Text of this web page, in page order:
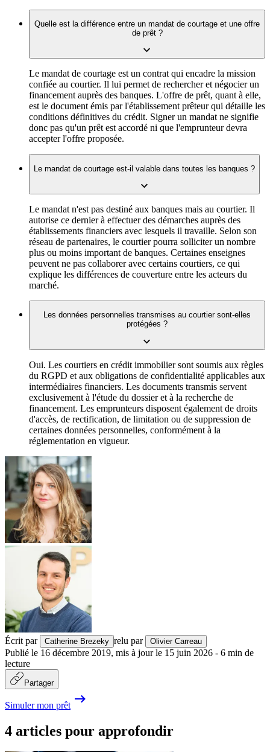
Quelle est la différence entre un mandat de courtage et une offre
de prêt ?
Le mandat de courtage est un contrat qui encadre la mission
confiée au courtier. Il lui permet de rechercher et négocier un
financement auprès des banques. L'offre de prêt, quant à elle,
est le document émis par l'établissement prêteur qui détaille les
conditions définitives du crédit. Signer un mandat ne signifie
donc pas qu'un prêt est accordé ni que l'emprunteur devra
accepter l'offre proposée.
Le mandat de courtage est-il valable dans toutes les banques ?
Le mandat n'est pas destiné aux banques mais au courtier. Il
autorise ce dernier à effectuer des démarches auprès des
établissements financiers avec lesquels il travaille. Selon son
réseau de partenaires, le courtier pourra solliciter un nombre
plus ou moins important de banques. Certaines enseignes
peuvent ne pas collaborer avec certains courtiers, ce qui
explique les différences de couverture entre les acteurs du
marché.
Les données personnelles transmises au courtier sont-elles
protégées ?
Oui. Les courtiers en crédit immobilier sont soumis aux règles
du RGPD et aux obligations de confidentialité applicables aux
intermédiaires financiers. Les documents transmis servent
exclusivement à l'étude du dossier et à la recherche de
financement. Les emprunteurs disposent également de droits
d'accès, de rectification, de limitation ou de suppression de
certaines données personnelles, conformément à la
réglementation en vigueur.
Écrit par Catherine Brezeky relu par Olivier Carreau
Publié le 16 décembre 2019, mis à jour le 15 juin 2026 - 6 min de
lecture
Partager
Simuler mon prêt
4 articles pour approfondir